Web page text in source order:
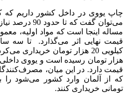
چاپ یووی در داخل کشور داریم که
می‌توان گفت که
مساله اینجا است که مواد اولیه،
قیمت نهایی اثر می‌گذارد. تا سه
قیمت دارد. در این میان،
تومانی خریداری کنند.